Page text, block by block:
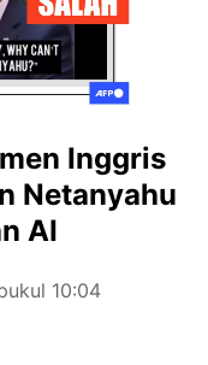
Inggris
Netanyahu
AI
10:04